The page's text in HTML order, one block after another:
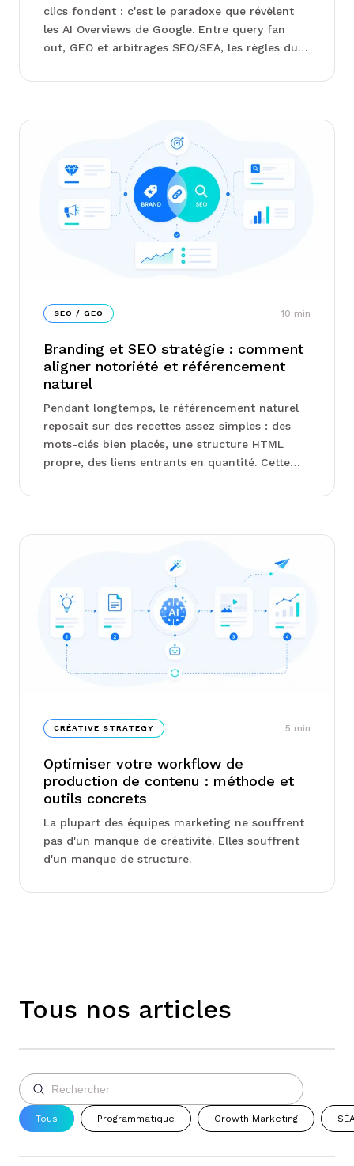
clics fondent : c'est le paradoxe que révèlent
les AI Overviews de Google. Entre query fan
out, GEO et arbitrages SEO/SEA, les règles du
Search Console
SEO / GEO 10 min
Branding et SEO stratégie : comment
aligner notoriété et référencement
naturel
Pendant longtemps, le référencement naturel
reposait sur des recettes assez simples : des
mots-clés bien placés, une structure HTML
propre, des liens entrants en quantité. Cette
moins en moins.
CRÉATIVE STRATEGY 5 min
Optimiser votre workflow de
production de contenu : méthode et
outils concrets
La plupart des équipes marketing ne souffrent
pas d'un manque de créativité. Elles souffrent
d'un manque de structure.
Tous nos articles
Tous Programmatique Growth Marketing